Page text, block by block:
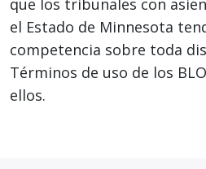
que los tribunales con
el Estado de Minnesota
competencia sobre toda
Términos de uso de los
ellos.